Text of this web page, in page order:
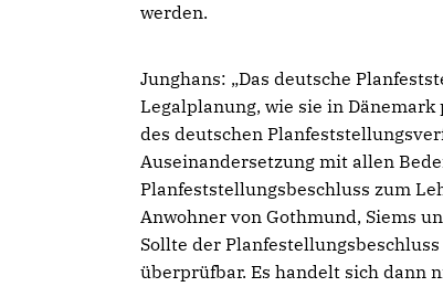
werden.
Junghans: „Das deutsche
Legalplanung, wie sie in
des deutschen
Auseinandersetzung mit allen
Planfeststellungsbeschluss zum
Anwohner von Gothmund, Siems
Sollte der
überprüfbar. Es handelt sich dann